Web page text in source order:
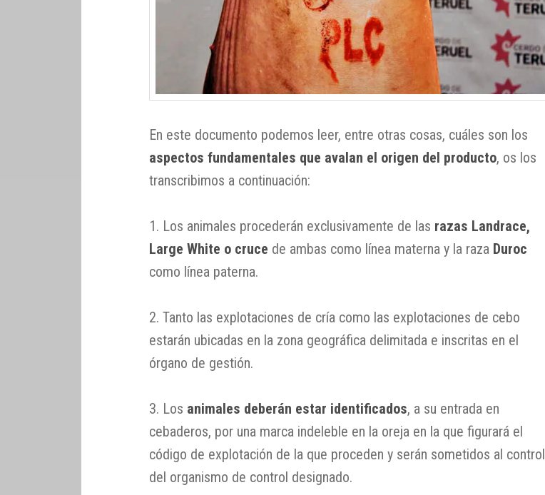
En este documento podemos leer, entre otras cosas, cuáles son los
aspectos fundamentales que avalan el origen del producto, os los
transcribimos a continuación:
1. Los animales procederán exclusivamente de las razas Landrace,
Large White o cruce de ambas como línea materna y la raza Duroc
como línea paterna.
2. Tanto las explotaciones de cría como las explotaciones de cebo
estarán ubicadas en la zona geográfica delimitada e inscritas en el
órgano de gestión.
3. Los animales deberán estar identificados, a su entrada en
cebaderos, por una marca indeleble en la oreja en la que figurará el
código de explotación de la que proceden y serán sometidos al control
del organismo de control designado.